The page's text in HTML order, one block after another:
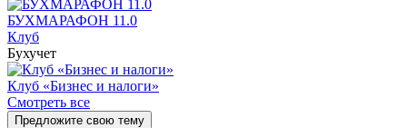
БУХМАРАФОН 11.0
Клуб
Бухучет
Клуб «Бизнес и налоги»
Смотреть все
Предложите свою тему